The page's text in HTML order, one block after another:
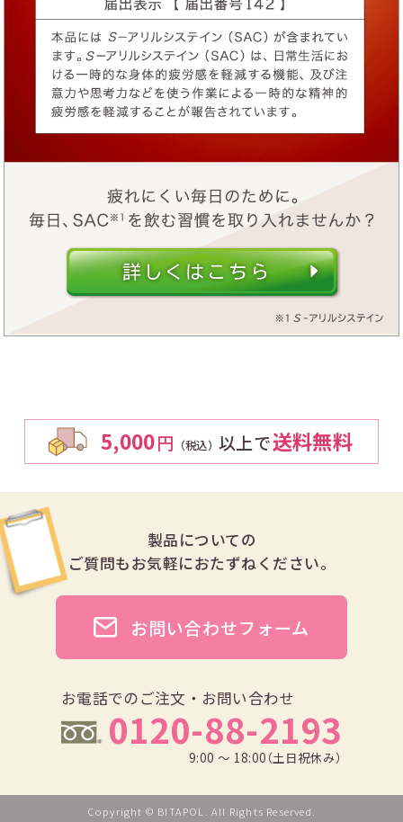
5,000円 （税込） 以上で送料無料
製品についての
ご質問もお気軽におたずねください。
お電話でのご注文・お問い合わせ
0120-88-2193
9:00 ～ 18:00（土日祝休み）
お問い合わせフォーム
Copyright © BITAPOL. All Rights Reserved.